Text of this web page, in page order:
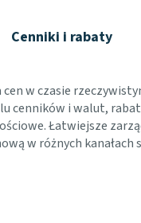
Cenniki i rabaty
w czasie
cenników i walut,
Łatwiejsze
w różnych kanałach